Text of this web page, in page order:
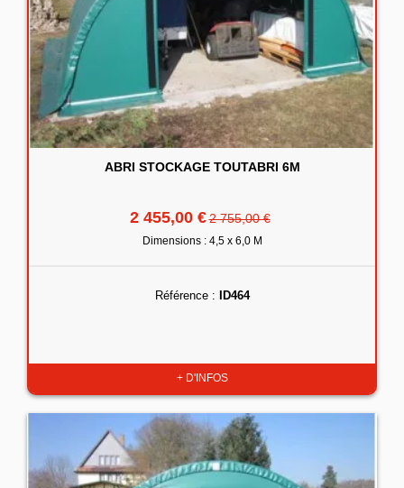
ABRI STOCKAGE TOUTABRI 6M
2 455,00 €2 755,00 €
Dimensions : 4,5 x 6,0 M
Référence : ID464
+ D'INFOS